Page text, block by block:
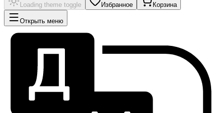
Loading theme toggle Избранное Корзина
Открыть меню